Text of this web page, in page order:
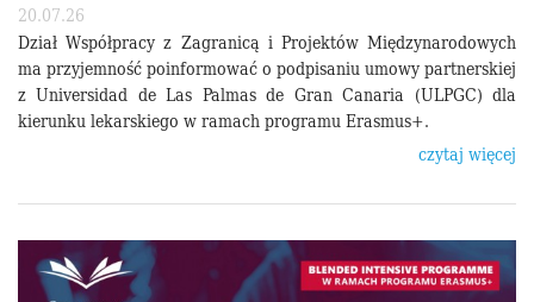
20.07.26
Dział Współpracy z Zagranicą i Projektów Międzynarodowych
ma przyjemność poinformować o podpisaniu umowy partnerskiej
z Universidad de Las Palmas de Gran Canaria (ULPGC) dla
kierunku lekarskiego w ramach programu Erasmus+.
czytaj więcej